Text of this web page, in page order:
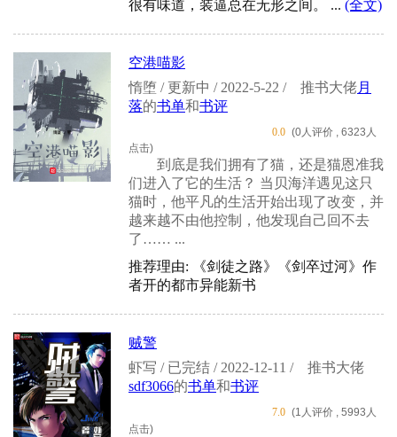
很有味道，装逼总在无形之间。 ... (全文)
空港喵影
惰堕 / 更新中 / 2022-5-22 /
推书大佬月
落的书单和书评
0.0 (0人评价 , 6323人
点击)
到底是我们拥有了猫，还是猫恩准我
们进入了它的生活？ 当贝海洋遇见这只
猫时，他平凡的生活开始出现了改变，并
越来越不由他控制，他发现自己回不去
了…… ...
推荐理由: 《剑徒之路》《剑卒过河》作
者开的都市异能新书
贼警
虾写 / 已完结 / 2022-12-11 /
推书大佬
sdf3066的书单和书评
7.0 (1人评价 , 5993人
点击)